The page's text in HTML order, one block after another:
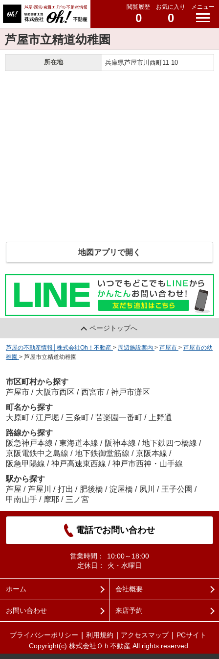
閲覧履歴
0
お気に入り
0
メニュー
芦屋市立精道幼稚園
所在地 兵庫県芦屋市川西町11-10
地図アプリで開く
ページトップへ
芦屋の不動産情報│株式会社Oh！不動産 > 周辺施設案内 > 芦屋市 > 芦屋市の幼
稚園 > 芦屋市立精道幼稚園
市区町村から探す
芦屋市 / 大阪市西区 / 西宮市 / 神戸市灘区
町名から探す
大原町 / 江戸堀 / 三条町 / 苦楽園一番町 /
上野通
路線から探す
阪急神戸本線 / 東海道本線 / 阪神本線 / 地下鉄四つ橋線 /
京阪電鉄中之島線 / 地下鉄御堂筋線 / 京阪本線 /
阪急甲陽線 / 神戸高速東西線 / 神戸市西神・山手線
駅から探す
芦屋 / 芦屋川 / 打出 / 肥後橋 / 淀屋橋 / 夙川 / 王子公園 /
甲南山手 / 摩耶 / 三ノ宮
電話でお問い合わせ
営業時間：
10:00～18:00
定休日：
火・水曜日
ホーム 会社概要
お問い合わせ 来店予約
プライバシーポリシー 利用規約 アクセスマップ
PCサイト
Copyright(c) 株式会社Ｏｈ不動産 All rights reserved.